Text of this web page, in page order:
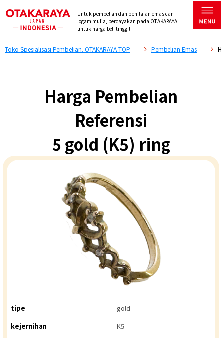
Untuk pembelian dan penilaian emas dan
logam mulia, percayakan pada OTAKARAYA
untuk harga beli tinggi!
Toko Spesialisasi Pembelian. OTAKARAYA TOP Pembelian Emas
Harga Pembelian
Referensi
5 gold (K5) ring
tipe
gold
kejernihan
K5